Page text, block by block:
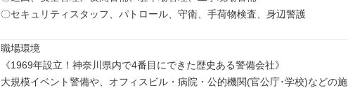
〇セキュリティスタッフ、パトロール、守衛、手荷物検査、身辺警護
職場環境
《1969年設立！神奈川県内で4番目にできた歴史ある警備会社》
大規模イベント警備や、オフィスビル・病院・公的機関(官公庁･学校)などの施